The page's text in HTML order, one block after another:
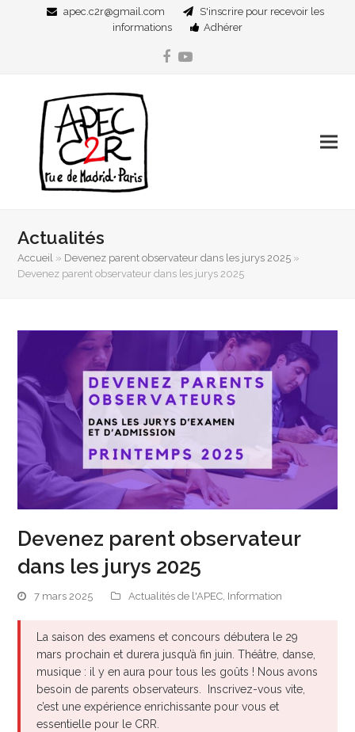
apec.c2r@gmail.com
S'inscrire pour recevoir les
informations
Adhérer
Facebook
YouTube
Actualités
Accueil » Devenez parent observateur dans les jurys 2025 »
Devenez parent observateur dans les jurys 2025
Devenez parent observateur
dans les jurys 2025
7 mars 2025 Actualités de l'APEC Information
La saison des examens et concours débutera le 29
mars prochain et durera jusqu’à fin juin. Théâtre, danse,
musique : il y en aura pour tous les goûts ! Nous avons
besoin de parents observateurs. Inscrivez-vous vite,
c’est une expérience enrichissante pour vous et
essentielle pour le CRR.